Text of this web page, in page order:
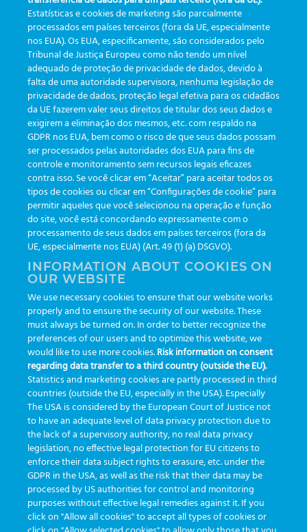
Video de la aplicación
What are your Feelings
Compartilhar este artigo:
Usando la
APLICACIÓN en
dispositivos móviles
Guía del usuario
versión Gold:
introducción
Estatísticas e cookies de marketing são parcialmente
processados em países terceiros (fora da UE, especialmente
nos EUA). Os EUA, especificamente, são considerados pelo
Tribunal de Justiça Europeu como não tendo um nível
adequado de proteção de privacidade de dados, devido à
falta de uma autoridade supervisora, nenhuma legislação de
privacidade de dados, proteção legal efetiva para os cidadãos
da UE fazerem valer seus direitos de titular dos seus dados e
exigirem a eliminação dos mesmos, etc. com respaldo na
GDPR nos EUA, bem como o risco de que seus dados possam
ser processados pelas autoridades dos EUA para fins de
controle e monitoramento sem recursos legais eficazes
contra isso. Se você clicar em “Aceitar” para aceitar todos os
tipos de cookies ou clicar em “Configurações de cookie” para
permitir aqueles que você selecionou na operação e função
do site, você está concordando expressamente com o
processamento de seus dados em países terceiros (fora da
UE, especialmente nos EUA) (Art. 49 (1) (a) DSGVO).
INFORMATION ABOUT COOKIES ON
OUR WEBSITE
We use necessary cookies to ensure that our website works
properly and to ensure the security of our website. These
must always be turned on. In order to better recognize the
preferences of our users and to optimize this website, we
would like to use more cookies.Risk information on consent
regarding data transfer to a third country (outside the EU).
Statistics and marketing cookies are partly processed in third
countries (outside the EU, especially in the USA). Especially
The USA is considered by the European Court of Justice not
to have an adequate level of data privacy protection due to
the lack of a supervisory authority, no real data privacy
legislation, no effective legal protection for EU citizens to
enforce their data subject rights to erasure, etc. under the
GDPR in the USA, as well as the risk that their data may be
processed by US authorities for control and monitoring
purposes without effective legal remedies against it. If you
click on "Allow all cookies" to accept all types of cookies or